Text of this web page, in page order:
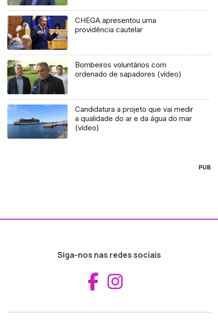
CHEGA apresentou uma
providência cautelar
Bombeiros voluntários com
ordenado de sapadores (vídeo)
Candidatura a projeto que vai medir
a qualidade do ar e da água do mar
(vídeo)
PUB
Siga-nos nas redes sociais
Aceder ao